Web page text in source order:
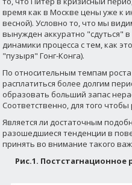
время как в Москве цены уже к
весной). Условно то, что мы
вынужден аккуратно "сдуться"
динамики процесса с тем, как
"пузыря" Гонг-Конга).
По относительным темпам
расплатиться более долгим
образовать больший запас
Соответственно, для того
Является ли достаточным
разошедшиеся тенденции в
принять во внимание такого
Рис.1.